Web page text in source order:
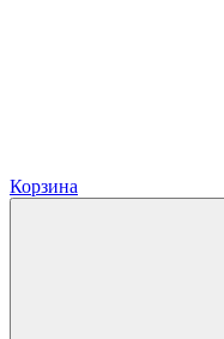
Корзина